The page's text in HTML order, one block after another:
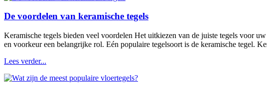
De voordelen van keramische tegels
Keramische tegels bieden veel voordelen Het uitkiezen van de juiste tegels voor
en voorkeur een belangrijke rol. Eén populaire tegelsoort is de keramische tegel.
Lees verder...